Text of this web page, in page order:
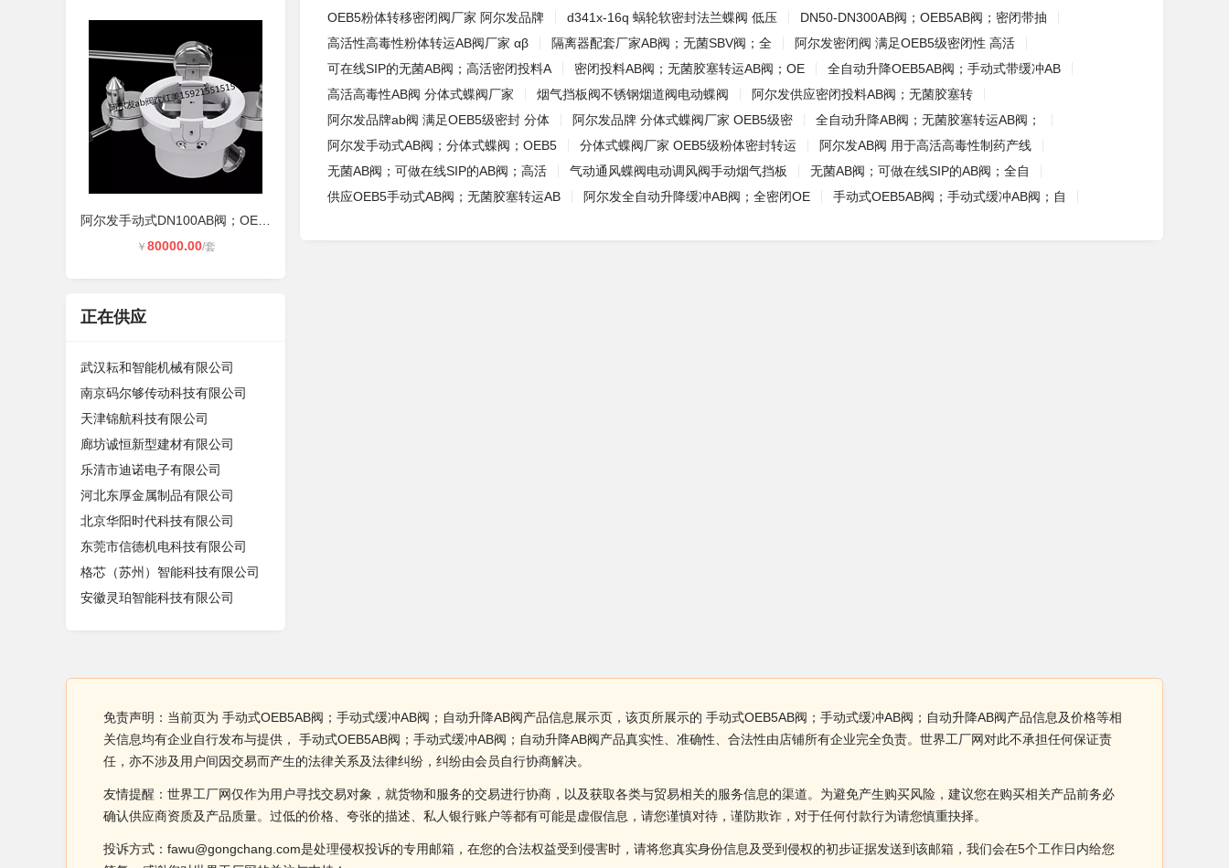
￥ 80000.00/套
正在供应
武汉耘和智能机械有限公司
南京码尔够传动科技有限公司
天津锦航科技有限公司
廊坊诚恒新型建材有限公司
乐清市迪诺电子有限公司
河北东厚金属制品有限公司
北京华阳时代科技有限公司
东莞市信德机电科技有限公司
格芯（苏州）智能科技有限公司
安徽灵珀智能科技有限公司
OEB5粉体转移密闭阀厂家 阿尔发品牌
d341x-16q 蜗轮软密封法兰蝶阀 低压
DN50-DN300AB阀；OEB5AB阀；密闭带抽
高活性高毒性粉体转运AB阀厂家 αβ
隔离器配套厂家AB阀；无菌SBV阀；全
阿尔发密闭阀 满足OEB5级密闭性 高活
可在线SIP的无菌AB阀；高活密闭投料A
密闭投料AB阀；无菌胶塞转运AB阀；OE
全自动升降OEB5AB阀；手动式带缓冲AB
高活高毒性AB阀 分体式蝶阀厂家
烟气挡板阀不锈钢烟道阀电动蝶阀
阿尔发供应密闭投料AB阀；无菌胶塞转
阿尔发品牌ab阀 满足OEB5级密封 分体
阿尔发品牌 分体式蝶阀厂家 OEB5级密
全自动升降AB阀；无菌胶塞转运AB阀；
阿尔发手动式AB阀；分体式蝶阀；OEB5
分体式蝶阀厂家 OEB5级粉体密封转运
阿尔发AB阀 用于高活高毒性制药产线
无菌AB阀；可做在线SIP的AB阀；高活
气动通风蝶阀电动调风阀手动烟气挡板
无菌AB阀；可做在线SIP的AB阀；全自
供应OEB5手动式AB阀；无菌胶塞转运AB
阿尔发全自动升降缓冲AB阀；全密闭OE 手动式OEB5AB阀；手动式缓冲AB阀；自
免责声明：当前页为 手动式OEB5AB阀；手动式缓冲AB阀；自动升降AB阀产品信息展示页，该页所展示的 手动式OEB5AB阀；手动式缓冲AB阀；自动升降AB阀产品信息及价格等相
关信息均有企业自行发布与提供， 手动式OEB5AB阀；手动式缓冲AB阀；自动升降AB阀产品真实性、准确性、合法性由店铺所有企业完全负责。世界工厂网对此不承担任何保证责
任，亦不涉及用户间因交易而产生的法律关系及法律纠纷，纠纷由会员自行协商解决。
友情提醒：世界工厂网仅作为用户寻找交易对象，就货物和服务的交易进行协商，以及获取各类与贸易相关的服务信息的渠道。为避免产生购买风险，建议您在购买相关产品前务必
确认供应商资质及产品质量。过低的价格、夸张的描述、私人银行账户等都有可能是虚假信息，请您谨慎对待，谨防欺诈，对于任何付款行为请您慎重抉择。
投诉方式：fawu@gongchang.com是处理侵权投诉的专用邮箱，在您的合法权益受到侵害时，请将您真实身份信息及受到侵权的初步证据发送到该邮箱，我们会在5个工作日内给您